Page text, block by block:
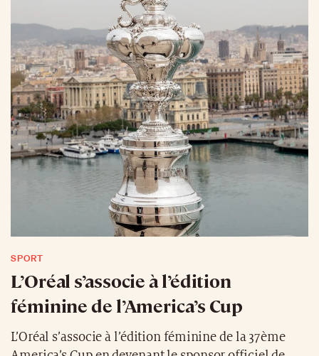
SPORT
L’Oréal s’associe à l’édition
féminine de l’America’s Cup
L’Oréal s’associe à l’édition féminine de la 37ème